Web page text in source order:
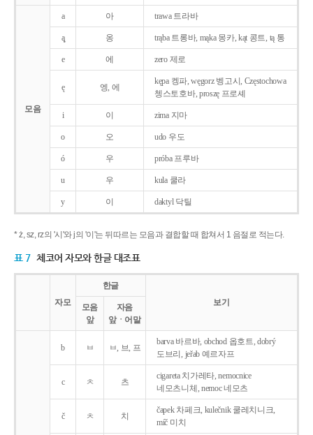
모음
a 아 trawa 트라바
ą̨ 옹 trąba 트롱바, mąka 몽카, kąt 콩트, tą 통
e 에 zero 제로
ę 엥, 에
kępa 켕파, węgorz 벵고시, Częstochowa
쳉스토호바, proszę 프로셰
i 이 zima 지마
o 오 udo 우도
ó 우 próba 프루바
u 우 kula 쿨라
y 이 daktyl 닥틸
* ż, sz, rz의 '시'와 j의 '이'는 뒤따르는 모음과 결합할 때 합쳐서 1 음절로 적는다.
표 7 체코어 자모와 한글 대조표
자모
한글
보기
모음
앞
자음
앞ㆍ어말
b ㅂ ㅂ, 브, 프
barva 바르바, obchod 옵호트, dobrý
도브리, jeřab 예르자프
c ㅊ 츠
cigareta 치가레타, nemocnice
네모츠니체, nemoc 네모츠
č ㅊ 치
čapek 차페크, kulečnik 쿨레치니크,
míč 미치